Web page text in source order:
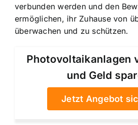
verbunden werden und den
ermöglichen, ihr Zuhause von
überwachen und zu schützen.
Photovoltaikanlagen
und Geld
Jetzt Angebot